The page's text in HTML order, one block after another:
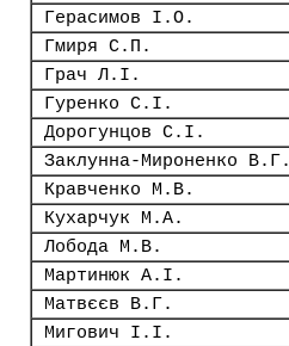
Герасимов І.О.
Гмиря С.П.
Грач Л.І.
Гуренко С.І.
Дорогунцов С.І.
Заклунна-Мироненко В.Г.
Кравченко М.В.
Кухарчук М.А.
Лобода М.В.
Мартинюк А.І.
Матвєєв В.Г.
Мигович І.І.